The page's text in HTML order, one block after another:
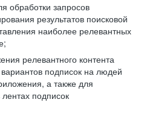
обработки запросов
результатов поисковой
наиболее релевантных
релевантного контента
подписок на людей
а также для
подписок